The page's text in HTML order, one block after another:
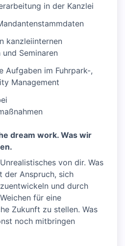
in der Kanzlei
kanzleiinternen
Seminaren
Aufgaben im Fuhrpark-,
Management
dream work. Was wir
von dir. Was
der Anspruch, sich
und durch
für eine
Zukunft zu stellen. Was
noch mitbringen